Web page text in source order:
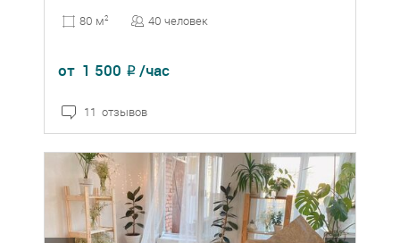
80 м2 40 человек
от 1 500 ₽ /час
11 отзывов